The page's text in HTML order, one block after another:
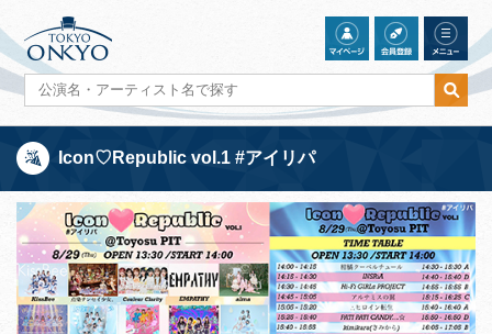
Icon♡Republic vol.1 #アイリパ